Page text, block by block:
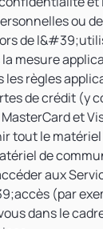
ou
de
mesure
règles
de crédit (y
et
tout le
de
aux
(par
dans le